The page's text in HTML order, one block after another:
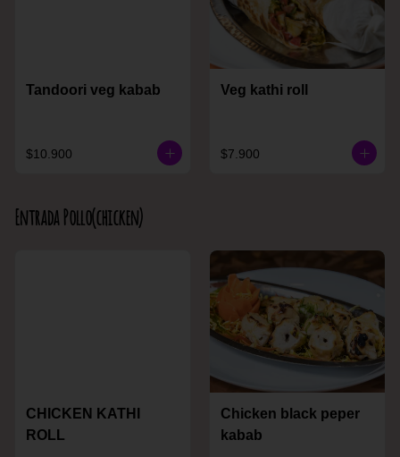
Tandoori veg kabab
$10.900
Veg kathi roll
$7.900
Entrada Pollo(chicken)
CHICKEN KATHI
ROLL
Chicken black peper
kabab